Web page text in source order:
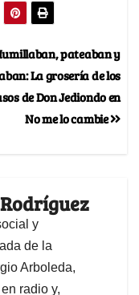
pateaban y
La grosería de los
de Don Jediondo en
No me lo cambie
y
de la
Arboleda,
radio y,